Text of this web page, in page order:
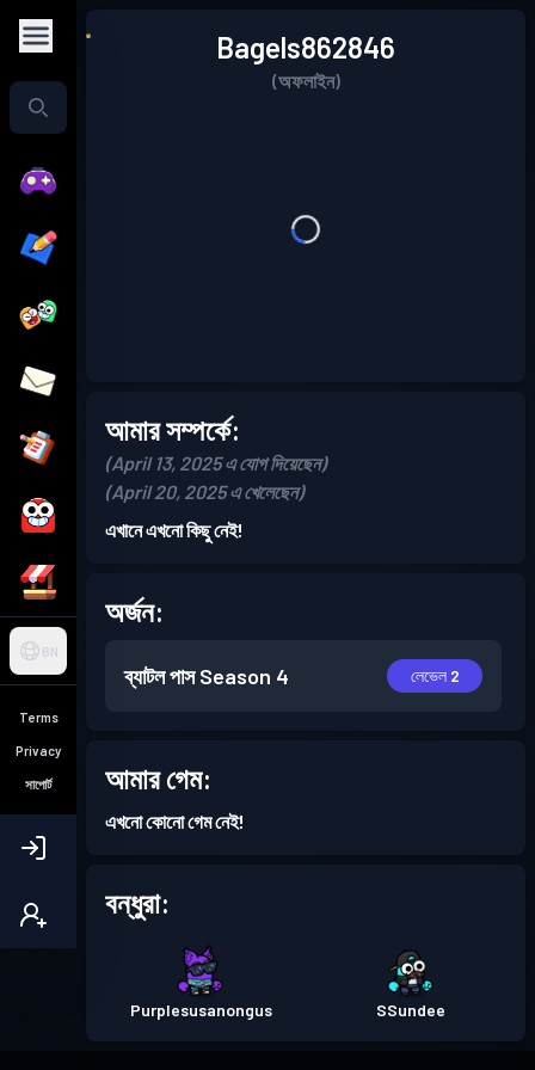
BN
Terms
Privacy
সাপোর্ট
Bagels862846
(অফলাইন)
আমার সম্পর্কে:
(April 13, 2025 এ যোগ দিয়েছেন)
(April 20, 2025 এ খেলেছেন)
এখানে এখনো কিছু নেই!
অর্জন:
ব্যাটল পাস Season 4 লেভেল 2
আমার গেম:
এখনো কোনো গেম নেই!
বন্ধুরা:
Purplesusanongus SSundee